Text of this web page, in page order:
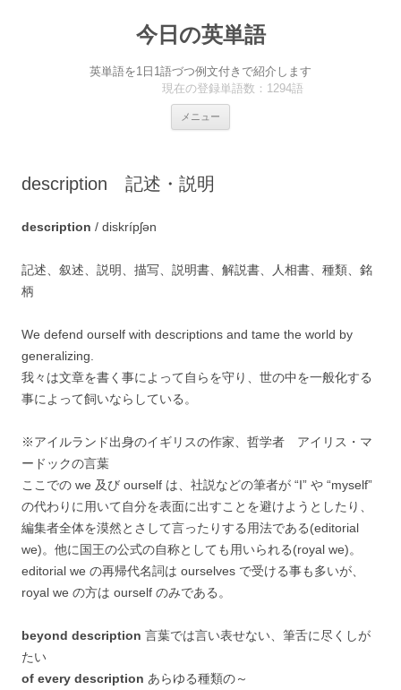
今日の英単語
英単語を1日1語づつ例文付きで紹介します
現在の登録単語数：1294語
メニュー
description 記述・説明
description / diskrípʃən
記述、叙述、説明、描写、説明書、解説書、人相書、種類、銘
柄
We defend ourself with descriptions and tame the world by
generalizing.
我々は文章を書く事によって自らを守り、世の中を一般化する
事によって飼いならしている。
※アイルランド出身のイギリスの作家、哲学者 アイリス・マ
ードックの言葉
ここでの we 及び ourself は、社説などの筆者が “I” や “myself”
の代わりに用いて自分を表面に出すことを避けようとしたり、
編集者全体を漠然とさして言ったりする用法である(editorial
we)。他に国王の公式の自称としても用いられる(royal we)。
editorial we の再帰代名詞は ourselves で受ける事も多いが、
royal we の方は ourself のみである。
beyond description 言葉では言い表せない、筆舌に尽くしが
たい
of every description あらゆる種類の～